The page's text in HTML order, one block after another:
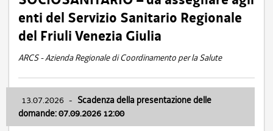
enti del Servizio Sanitario Regionale
del Friuli Venezia Giulia
ARCS - Azienda Regionale di Coordinamento per la Salute
13.07.2026 - Scadenza della presentazione delle
domande: 07.09.2026 12:00